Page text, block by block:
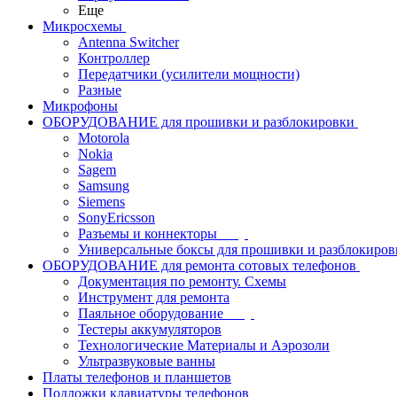
Еще
Микросхемы
Antenna Switcher
Контроллер
Передатчики (усилители мощности)
Разные
Микрофоны
ОБОРУДОВАНИЕ для прошивки и разблокировки
Motorola
Nokia
Sagem
Samsung
Siemens
SonyEricsson
Разъемы и коннекторы
Универсальные боксы для прошивки и
ОБОРУДОВАНИЕ для ремонта сотовых телефонов
Документация по ремонту. Схемы
Инструмент для ремонта
Паяльное оборудование
Тестеры аккумуляторов
Технологические Материалы и Аэрозоли
Ультразвуковые ванны
Платы телефонов и планшетов
Подложки клавиатуры телефонов